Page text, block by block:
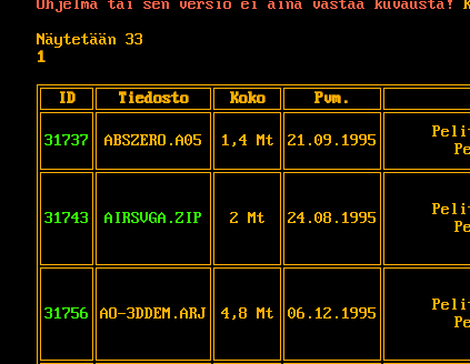
Ohjelma tai sen versio ei aina vastaa kuvausta!
Näytetään 33
1
ID Tiedosto Koko Pvm.
31737 ABSZERO.A05 1,4 Mt 21.09.1995
31743 AIRSVGA.ZIP 2 Mt 24.08.1995
31756 AO-3DDEM.ARJ 4,8 Mt 06.12.1995